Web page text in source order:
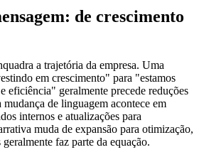
de crescimento
a trajetória da empresa. Uma
em crescimento" para "estamos
eficiência" geralmente precede reduções
de linguagem acontece em
internos e atualizações para
muda de expansão para otimização,
faz parte da equação.